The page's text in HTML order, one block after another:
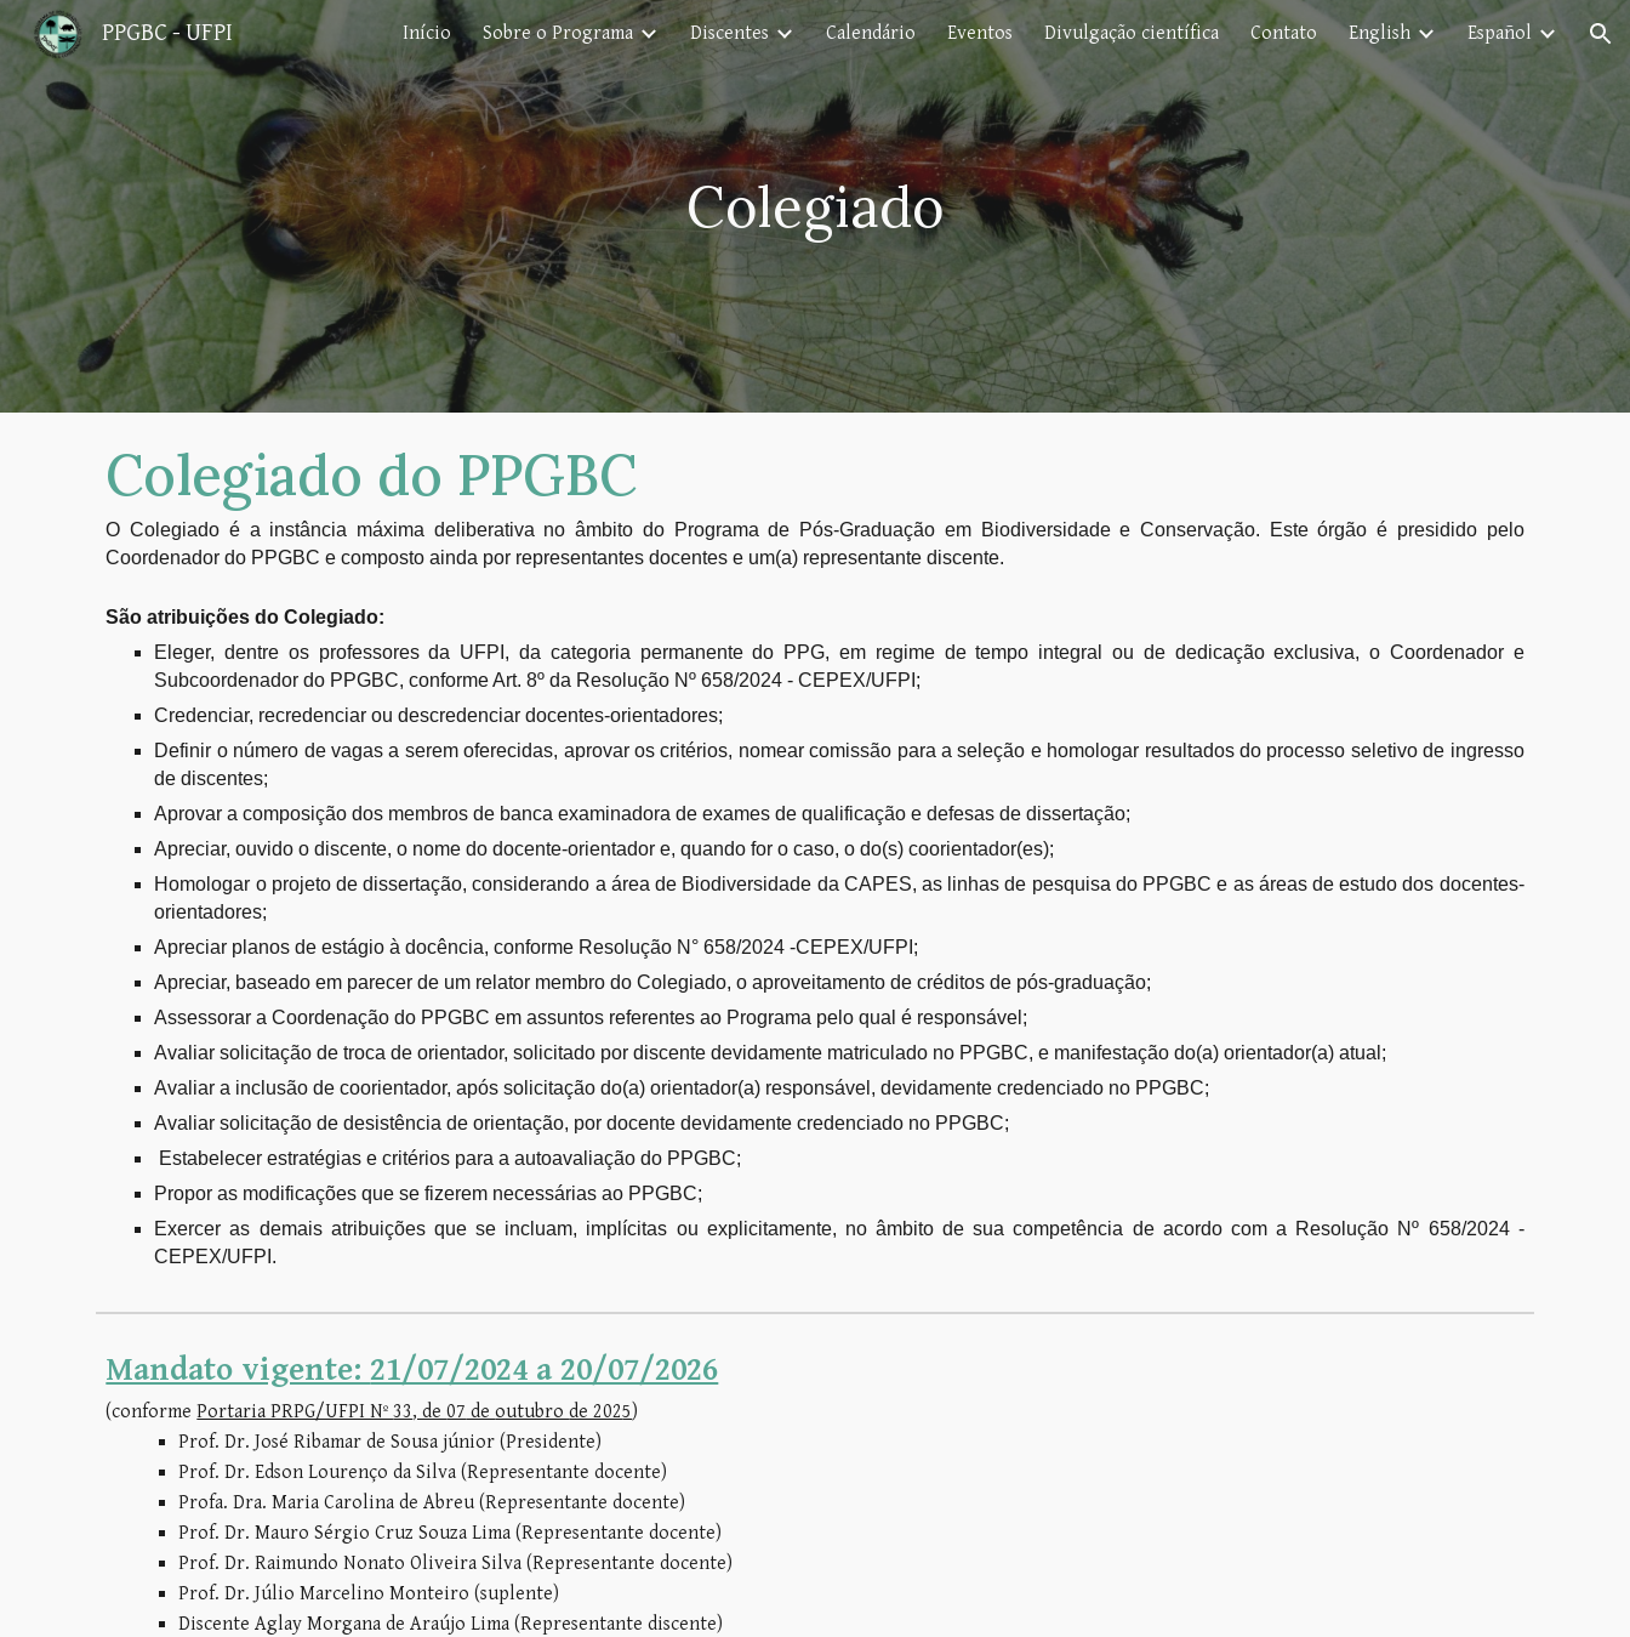
Skip to main content Skip to navigation
PPGBC - UFPI Início Sobre o Programa Discentes Calendário Eventos Divulgação científica Contato English Español
Colegiado
Colegiado do PPGBC
O Colegiado é a instância máxima deliberativa no âmbito do Programa de Pós-Graduação em Biodiversidade e Conservação. Este órgão é presidido pelo
Coordenador do PPGBC e composto ainda por representantes docentes e um(a) representante discente.
São atribuições do Colegiado:
Eleger, dentre os professores da UFPI, da categoria permanente do PPG, em regime de tempo integral ou de dedicação exclusiva, o Coordenador e
Subcoordenador do PPGBC, conforme Art. 8º da Resolução Nº 658/2024 - CEPEX/UFPI;
Credenciar, recredenciar ou descredenciar docentes-orientadores;
Definir o número de vagas a serem oferecidas, aprovar os critérios, nomear comissão para a seleção e homologar resultados do processo seletivo de ingresso
de discentes;
Aprovar a composição dos membros de banca examinadora de exames de qualificação e defesas de dissertação;
Apreciar, ouvido o discente, o nome do docente-orientador e, quando for o caso, o do(s) coorientador(es);
Homologar o projeto de dissertação, considerando a área de Biodiversidade da CAPES, as linhas de pesquisa do PPGBC e as áreas de estudo dos docentes-
orientadores;
Apreciar planos de estágio à docência, conforme Resolução N° 658/2024 -CEPEX/UFPI;
Apreciar, baseado em parecer de um relator membro do Colegiado, o aproveitamento de créditos de pós-graduação;
Assessorar a Coordenação do PPGBC em assuntos referentes ao Programa pelo qual é responsável;
Avaliar solicitação de troca de orientador, solicitado por discente devidamente matriculado no PPGBC, e manifestação do(a) orientador(a) atual;
Avaliar a inclusão de coorientador, após solicitação do(a) orientador(a) responsável, devidamente credenciado no PPGBC;
Avaliar solicitação de desistência de orientação, por docente devidamente credenciado no PPGBC;
Estabelecer estratégias e critérios para a autoavaliação do PPGBC;
Propor as modificações que se fizerem necessárias ao PPGBC;
Exercer as demais atribuições que se incluam, implícitas ou explicitamente, no âmbito de sua competência de acordo com a Resolução Nº 658/2024 -
CEPEX/UFPI.
Mandato vigente:21/07/2024 a 20/07/2026
(conformePortaria PRPG/UFPI Nº33, de07 deoutubrode 2025)
Prof. Dr.José Ribamar de Sousa júnior (Presidente)
Prof. Dr.Edson Lourenço da Silva (Representante docente)
Profa. Dra. Maria Carolina de Abreu (Representante docente)
Prof. Dr.Mauro Sérgio Cruz Souza Lima (Representante docente)
Prof. Dr.Raimundo Nonato Oliveira Silva (Representante docente)
Prof. Dr.Júlio Marcelino Monteiro (suplente)
DiscenteAglay Morgana de Araújo Lima (Representante discente)